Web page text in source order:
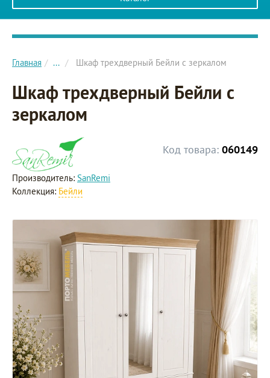
Главное меню сайта
Главная ... Шкаф трехдверный Бейли с зеркалом
Шкаф трехдверный Бейли с
зеркалом
Код товара: 060149
Производитель: SanRemi
Коллекция: Бейли